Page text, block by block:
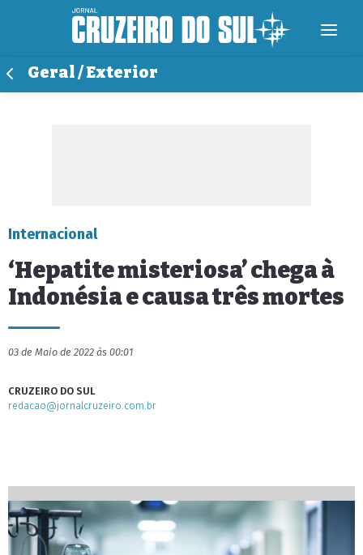
Geral / Exterior
Internacional
‘Hepatite misteriosa’ chega à
Indonésia e causa três mortes
03 de Maio de 2022 às 00:01
CRUZEIRO DO SUL
redacao@jornalcruzeiro.com.br